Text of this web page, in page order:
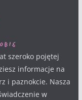
szeroko pojętej
informacje na
i paznokcie. Nasza
w